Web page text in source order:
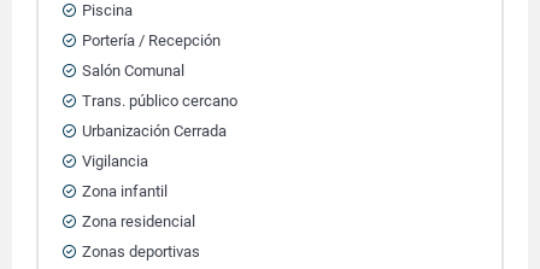
Piscina
Portería / Recepción
Salón Comunal
Trans. público cercano
Urbanización Cerrada
Vigilancia
Zona infantil
Zona residencial
Zonas deportivas